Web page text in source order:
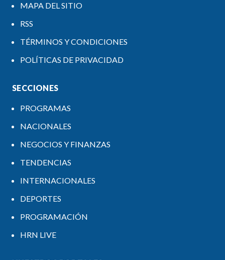
MAPA DEL SITIO
RSS
TÉRMINOS Y CONDICIONES
POLÍTICAS DE PRIVACIDAD
SECCIONES
PROGRAMAS
NACIONALES
NEGOCIOS Y FINANZAS
TENDENCIAS
INTERNACIONALES
DEPORTES
PROGRAMACIÓN
HRN LIVE